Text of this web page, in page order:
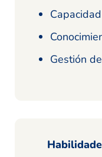
Gestión